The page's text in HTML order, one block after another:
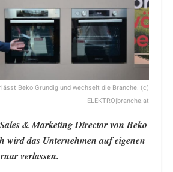
Beko Grundig und wechselt die Branche. (c)
ELEKTRO|branche.at
& Marketing Director von Beko
wird das Unternehmen auf eigenen
verlassen.